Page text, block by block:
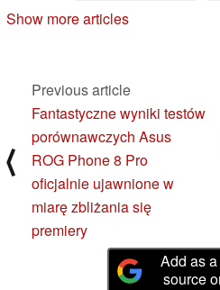
09/01/2024
Show more articles
⟨
Previous article
Fantastyczne wyniki testów
porównawczych Asus
ROG Phone 8 Pro
oficjalnie ujawnione w
miarę zbliżania się
premiery
Add as
source